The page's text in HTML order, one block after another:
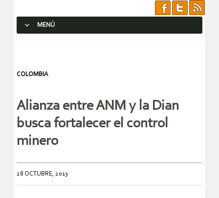
MENÚ
COLOMBIA
Alianza entre ANM y la Dian
busca fortalecer el control
minero
28 OCTUBRE, 2013